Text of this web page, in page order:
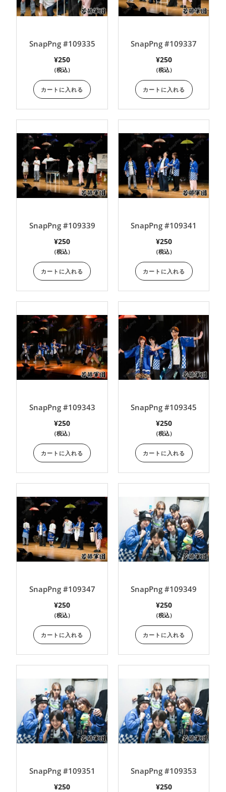
SnapPng #109335
¥250
（税込）
カートに入れる
SnapPng #109337
¥250
（税込）
カートに入れる
SnapPng #109339
¥250
（税込）
カートに入れる
SnapPng #109341
¥250
（税込）
カートに入れる
SnapPng #109343
¥250
（税込）
カートに入れる
SnapPng #109345
¥250
（税込）
カートに入れる
SnapPng #109347
¥250
（税込）
カートに入れる
SnapPng #109349
¥250
（税込）
カートに入れる
SnapPng #109351
¥250
SnapPng #109353
¥250